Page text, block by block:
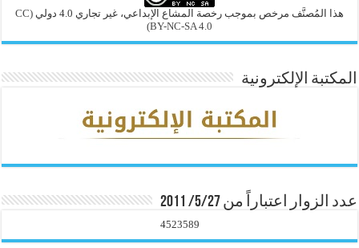
هذا المُصنَّف مرخص بموجب رخصة المشاع الإبداعي، غير تجاري 4.0 دولي
(CC
BY-NC-SA 4.0)
المكتبة الإلكترونية
عدد الزوار اعتباراً من 5/27/ 2011
4523589